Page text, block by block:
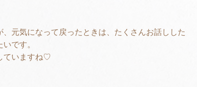
元気になって戻ったときは、たくさんお話しした
です。
ていますね♡